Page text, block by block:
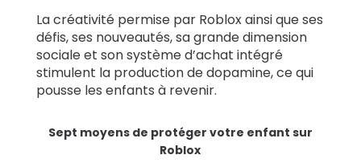
La créativité permise par Roblox ainsi que ses
défis, ses nouveautés, sa grande dimension
sociale et son système d’achat intégré
stimulent la production de dopamine, ce qui
pousse les enfants à revenir.
Sept moyens de protéger votre enfant sur
Roblox